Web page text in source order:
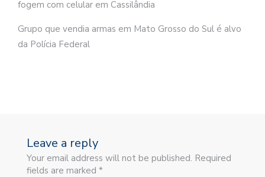
fogem com celular em Cassilândia
Grupo que vendia armas em Mato Grosso do Sul é alvo
da Polícia Federal
Leave a reply
Your email address will not be published. Required
fields are marked *